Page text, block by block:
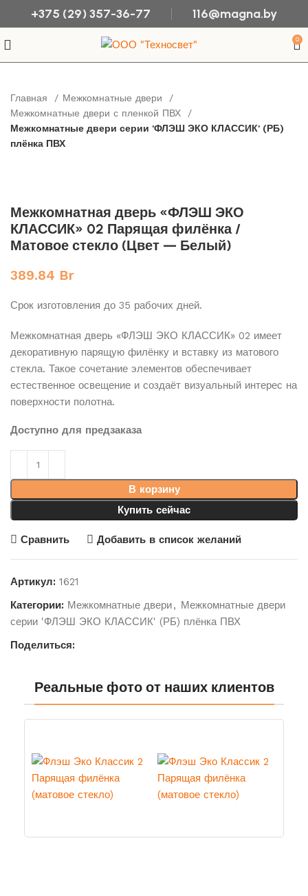
+375 (29) 357-36-77 116@magna.by
0
Главная
Межкомнатные двери
Межкомнатные двери с пленкой ПВХ
Межкомнатные двери серии 'ФЛЭШ ЭКО КЛАССИК' (РБ)
плёнка ПВХ
Межкомнатная дверь «ФЛЭШ ЭКО
КЛАССИК» 02 Парящая филёнка /
Матовое стекло (Цвет — Белый)
Br
Срок изготовления до 35 рабочих дней.
Межкомнатная дверь «ФЛЭШ ЭКО КЛАССИК» 02 имеет
декоративную парящую филёнку и вставку из матового
стекла. Такое сочетание элементов обеспечивает
естественное освещение и создаёт визуальный интерес на
поверхности полотна.
Доступно для предзаказа
В корзину
Купить сейчас
Сравнить Добавить в список желаний
Артикул: 1621
Категории: Межкомнатные двери, Межкомнатные двери
серии 'ФЛЭШ ЭКО КЛАССИК' (РБ) плёнка ПВХ
Поделиться:
Реальные фото от наших клиентов